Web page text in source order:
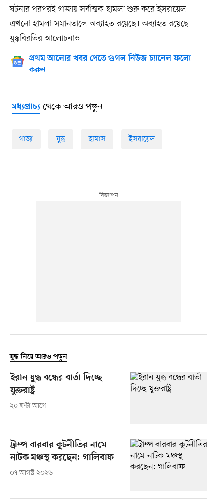
ঘটনার পরপরই গাজায় সর্বাত্মক হামলা শুরু করে ইসরায়েল।
এখনো হামলা সমানতালে অব্যাহত রয়েছে। অব্যাহত রয়েছে
যুদ্ধবিরতির আলোচনাও।
প্রথম আলোর খবর পেতে গুগল নিউজ চ্যানেল ফলো
করুন
মধ্যপ্রাচ্যথেকে আরও পড়ুন
গাজা যুদ্ধ হামাস ইসরায়েল
যুদ্ধ নিয়ে আরও পড়ুন
ইরান যুদ্ধ বন্ধের বার্তা দিচ্ছে
যুক্তরাষ্ট্র
২০ ঘণ্টা আগে
ট্রাম্প বারবার কূটনীতির নামে
নাটক মঞ্চস্থ করছেন: গালিবাফ
০৭ আগস্ট ২০২৬